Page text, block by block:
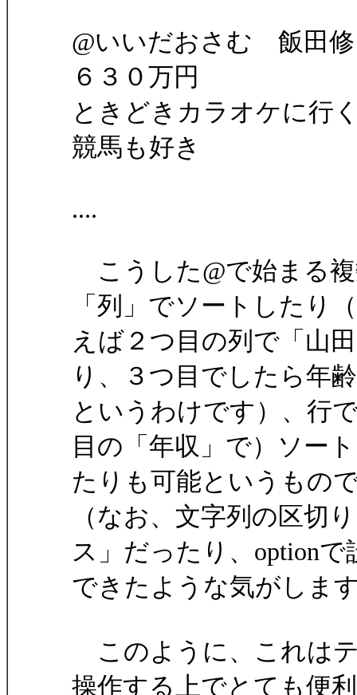
@いいだおさむ 飯
６３０万円
ときどきカラオケに行
競馬も好き
....
こうした@で始まる
「列」でソートしたり
えば２つ目の列で「山
り、３つ目でしたら年
というわけです）、行
目の「年収」で）ソー
たりも可能というもの
（なお、文字列の区切
ス」だったり、optionで
できたような気がしま
このように、これは
操作する上でとても便